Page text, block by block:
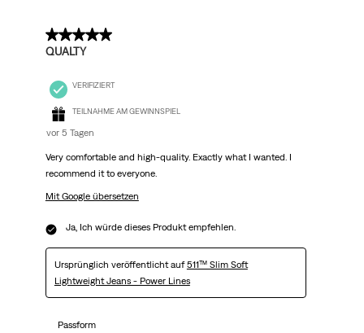
5 von 5 Sternen.
QUALTY
VERIFIZIERT
TEILNAHME AM GEWINNSPIEL
vor 5 Tagen
Very comfortable and high-quality. Exactly what I wanted. I
recommend it to everyone.
Mit Google übersetzen
Ja, Ich würde dieses Produkt empfehlen.
Ursprünglich veröffentlicht auf511™ Slim Soft
Lightweight Jeans - Power Lines
Passform